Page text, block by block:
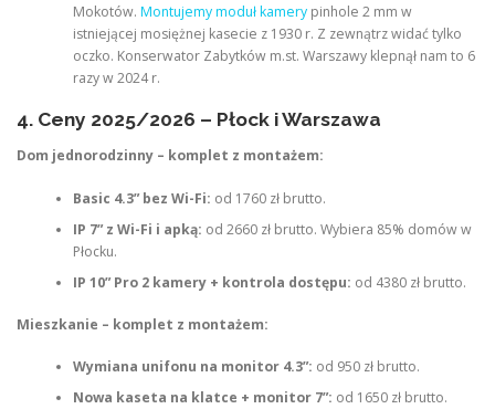
Mokotów. Montujemy moduł kamerypinhole 2 mm w
istniejącej mosiężnej kasecie z 1930 r. Z zewnątrz widać tylko
oczko. Konserwator Zabytków m.st. Warszawy klepnął nam to 6
razy w 2024 r.
4. Ceny 2025/2026 – Płock i Warszawa
Dom jednorodzinny – komplet z montażem:
Basic 4.3” bez Wi-Fi: od 1760 zł brutto.
IP 7” z Wi-Fi i apką: od 2660 zł brutto. Wybiera 85% domów w
Płocku.
IP 10” Pro 2 kamery + kontrola dostępu: od 4380 zł brutto.
Mieszkanie – komplet z montażem:
Wymiana unifonu na monitor 4.3”: od 950 zł brutto.
Nowa kaseta na klatce + monitor 7”: od 1650 zł brutto.